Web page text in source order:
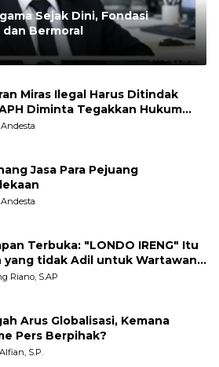
Sejak Dini, Fondasi
Bermoral
Miras Ilegal Harus Ditindak
Diminta Tegakkan Hukum
Bulu
Jasa Para Pejuang
Terbuka: "LONDO IRENG" Itu
Wartawan,
dan LSM
Riano, S.AP
Arus Globalisasi, Kemana
Pers Berpihak?
S.P.